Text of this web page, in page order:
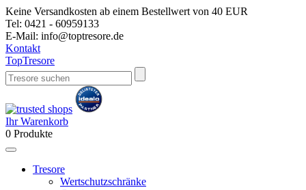
Keine Versandkosten ab einem Bestellwert von 40 EUR
Tel: 0421 - 60959133
E-Mail: info@toptresore.de
Kontakt
TopTresore
Ihr Warenkorb
0 Produkte
Tresore
Wertschutzschränke